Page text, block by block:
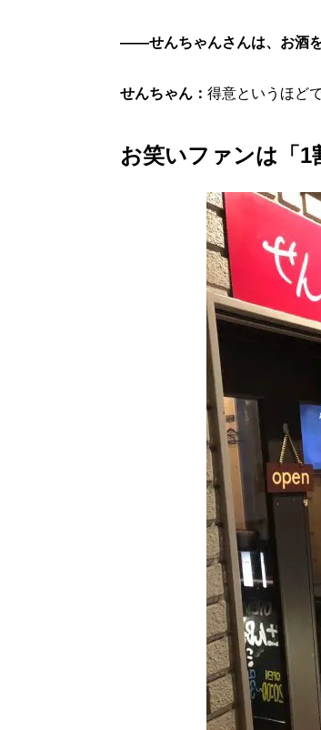
――せんちゃんさんは、お酒
せんちゃん： 得意というほど
お笑いファンは「1